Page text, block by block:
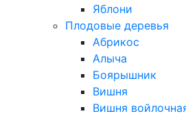
Яблони
Плодовые деревья
Абрикос
Алыча
Боярышник
Вишня
Вишня